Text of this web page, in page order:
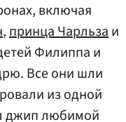
включая
,принца Чарльзаи
Филиппа и
Все они шли
из одной
джип любимой